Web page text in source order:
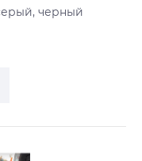
черный